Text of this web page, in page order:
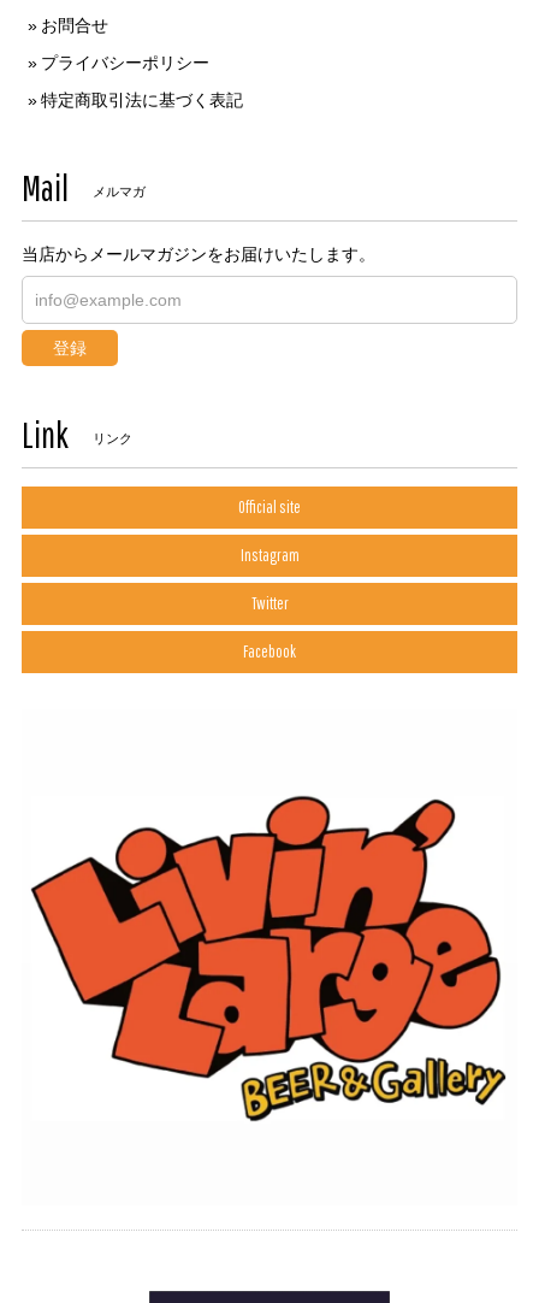
お問合せ
プライバシーポリシー
特定商取引法に基づく表記
Mail メルマガ
当店からメールマガジンをお届けいたします。
登録
Link リンク
Official site
Instagram
Twitter
Facebook